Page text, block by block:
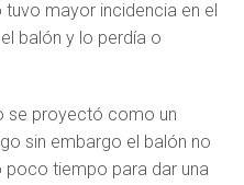
tuvo mayor incidencia en el
balón y lo perdía o
se proyectó como un
sin embargo el balón no
poco tiempo para dar una